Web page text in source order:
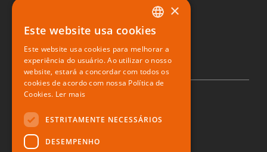
Restaurante digital
© 2026 Zone Soft
PORTUGUESE
ENGLISH
SPANISH
×
Este website usa cookies
Este website usa cookies para melhorar a
experiência do usuário. Ao utilizar o nosso
website, estará a concordar com todos os
cookies de acordo com nossa Política de
Cookies. Ler mais
ESTRITAMENTE NECESSÁRIOS
DESEMPENHO